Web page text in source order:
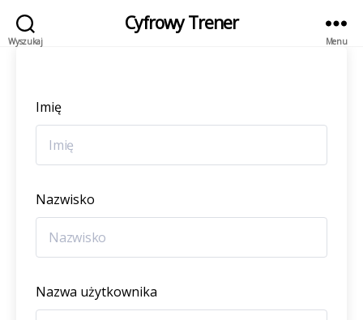
Wyszukaj
Cyfrowy Trener
Menu
Imię
Nazwisko
Nazwa użytkownika